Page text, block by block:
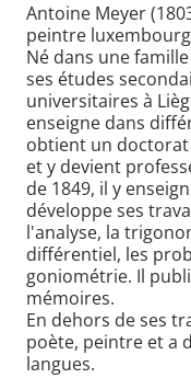
Antoine Meyer
peintre
Né dans une
ses études
universitaires à
enseigne dans
obtient un doctorat
et y devient
de 1849, il y
développe ses
l'analyse, la
différentiel, les
goniométrie. Il
mémoires.
En dehors de ses
poète, peintre et a
langues.